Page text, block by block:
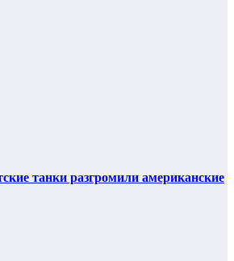
танки разгромили американские